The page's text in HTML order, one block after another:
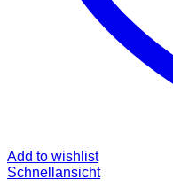
Add to wishlist
Schnellansicht